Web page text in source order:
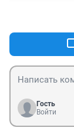
Гость
Войти